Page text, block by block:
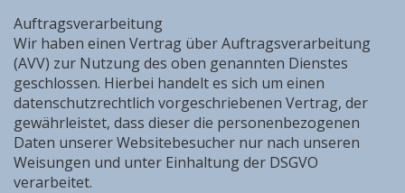
Auftragsverarbeitung
​Wir haben einen Vertrag über Auftragsverarbeitung
(AVV) zur Nutzung des oben genannten Dienstes
geschlossen. Hierbei handelt es sich um einen
datenschutzrechtlich vorgeschriebenen Vertrag, der
gewährleistet, dass dieser die personenbezogenen
Daten unserer Websitebesucher nur nach unseren
Weisungen und unter Einhaltung der DSGVO
verarbeitet.